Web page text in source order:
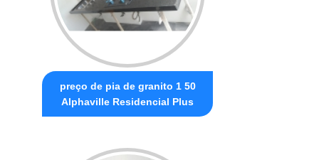
preço de pia de granito 1 50
Alphaville Residencial Plus